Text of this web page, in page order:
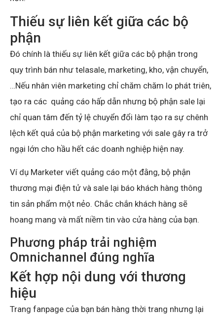
Thiếu sự liên kết giữa các bộ
phận
Đó chính là thiếu sự liên kết giữa các bộ phận trong
quy trình bán như telasale, marketing, kho, vận chuyển,
…Nếu nhân viên marketing chỉ chăm chăm lo phát triên,
tạo ra các quảng cáo hấp dẫn nhưng bộ phận sale lại
chỉ quan tâm đến tỷ lệ chuyển đổi làm tạo ra sự chênh
lệch kết quả của bộ phận marketing với sale gây ra trở
ngại lớn cho hầu hết các doanh nghiệp hiện nay.
Ví dụ Marketer viết quảng cáo một đằng, bộ phận
thương mại điện tử và sale lại báo khách hàng thông
tin sản phẩm một nẻo. Chắc chắn khách hàng sẽ
hoang mang và mất niềm tin vào cửa hàng của bạn.
Phương pháp trải nghiệm
Omnichannel đúng nghĩa
Kết hợp nội dung với thương
hiệu
Trang fanpage của bạn bán hàng thời trang nhưng lại